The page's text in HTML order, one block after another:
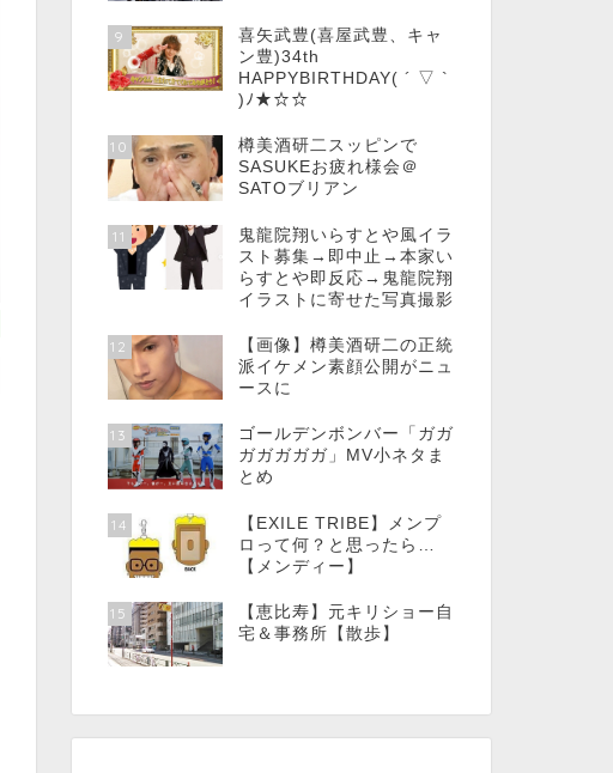
9
喜矢武豊(喜屋武豊、キャ
ン豊)34th
HAPPYBIRTHDAY( ´ ▽ `
)ﾉ★☆☆
10
樽美酒研二スッピンで
SASUKEお疲れ様会＠
SATOブリアン
11
鬼龍院翔いらすとや風イラ
スト募集→即中止→本家い
らすとや即反応→鬼龍院翔
イラストに寄せた写真撮影
12
【画像】樽美酒研二の正統
派イケメン素顔公開がニュ
ースに
13
ゴールデンボンバー「ガガ
ガガガガガ」MV小ネタま
とめ
14
【EXILE TRIBE】メンプ
ロって何？と思ったら…
【メンディー】
15
【恵比寿】元キリショー自
宅＆事務所【散歩】